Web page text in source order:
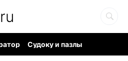
Судоку и пазлы